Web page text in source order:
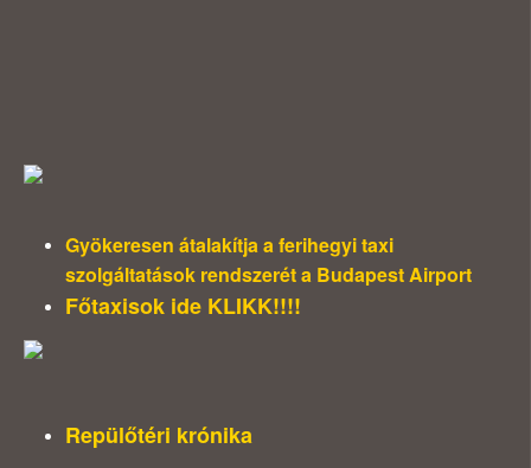
Gyökeresen átalakítja a ferihegyi taxi
szolgáltatások rendszerét a Budapest Airport
Főtaxisok ide KLIKK!!!!
Repülőtéri krónika